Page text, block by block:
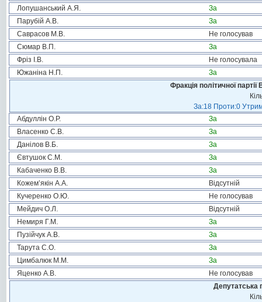
Лопушанський А.Я.
За
Парубій А.В.
За
Саврасов М.В.
Не голосував
Сюмар В.П.
За
Фріз І.В.
Не голосувала
Южаніна Н.П.
За
Фракція політичної
За:18 Проти:0
Абдуллін О.Р.
За
Власенко С.В.
За
Данілов В.Б.
За
Євтушок С.М.
За
Кабаченко В.В.
За
Кожем’якін А.А.
Відсутній
Кучеренко О.Ю.
Не голосував
Мейдич О.Л.
Відсутній
Немиря Г.М.
За
Пузійчук А.В.
За
Тарута С.О.
За
Цимбалюк М.М.
За
Яценко А.В.
Не голосував
Депутатська